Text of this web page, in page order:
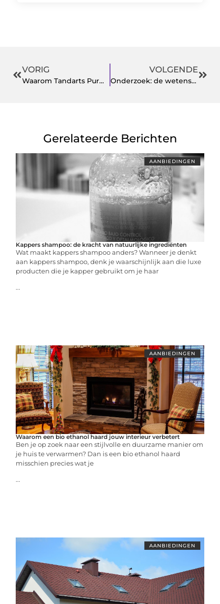
VORIG
Waarom Tandarts Purmerend Uw Nieuwe Tandarts Moet Zijn
VOLGENDE
Onderzoek: de wetenschap achter krullend haar
Gerelateerde Berichten
AANBIEDINGEN
Kappers shampoo: de kracht van natuurlijke ingrediënten
Wat maakt kappers shampoo anders? Wanneer je denkt
aan kappers shampoo, denk je waarschijnlijk aan die luxe
producten die je kapper gebruikt om je haar
...
AANBIEDINGEN
Waarom een bio ethanol haard jouw interieur verbetert
Ben je op zoek naar een stijlvolle en duurzame manier om
je huis te verwarmen? Dan is een bio ethanol haard
misschien precies wat je
...
AANBIEDINGEN